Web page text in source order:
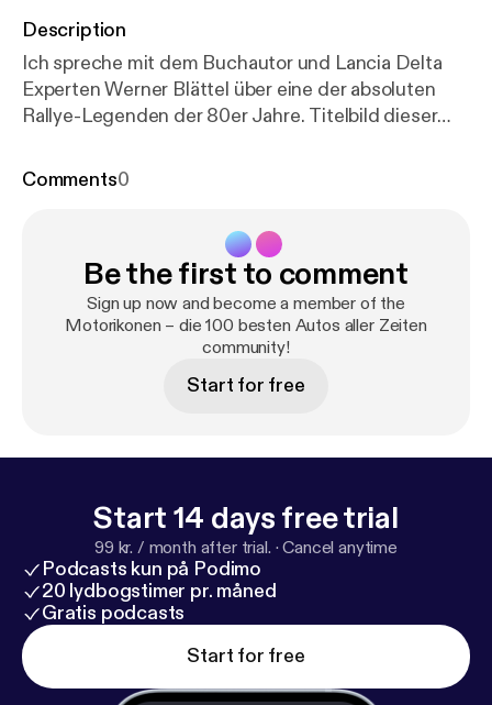
Description
Ich spreche mit dem Buchautor und Lancia Delta
Experten Werner Blättel über eine der absoluten
Rallye-Legenden der 80er Jahre. Titelbild dieser
w.instagram.com/motorikonen_podcast/
om/Motorikonen-106452961735199
acebook.com/Motorikonen-106452961735199
Motorikonen gibt’s übrigens auch zum Kaufen,
Anziehen und Verschenken:https://motorikonen.my
https://motorikonen.myspreadshop.
Werbung, klicke hier. [https://audiomarktplatz.de/?
Audiomarktplatz.de [ https://audiomarktplatz.de/?mt
m_campaign=pam&mtm_source=shownotes
Geschichten, die bleiben - überall und jederzeit!
Comments0
Be the first to comment
Sign up now and become a member of the
Motorikonen – die 100 besten Autos aller Zeiten
community!
Start for free
Start 14 days free trial
99 kr. / month after trial. ·Cancel anytime
Podcasts kun på Podimo
20 lydbogstimer pr. måned
Gratis podcasts
Start for free